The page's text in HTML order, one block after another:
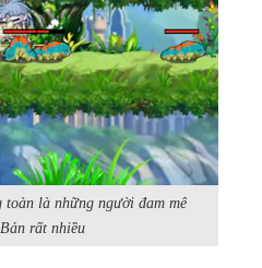
là những người đam mê
rất nhiều